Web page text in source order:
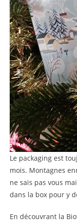
Le packaging est
mois. Montagnes
ne sais pas vous
dans la box pour y
En découvrant la